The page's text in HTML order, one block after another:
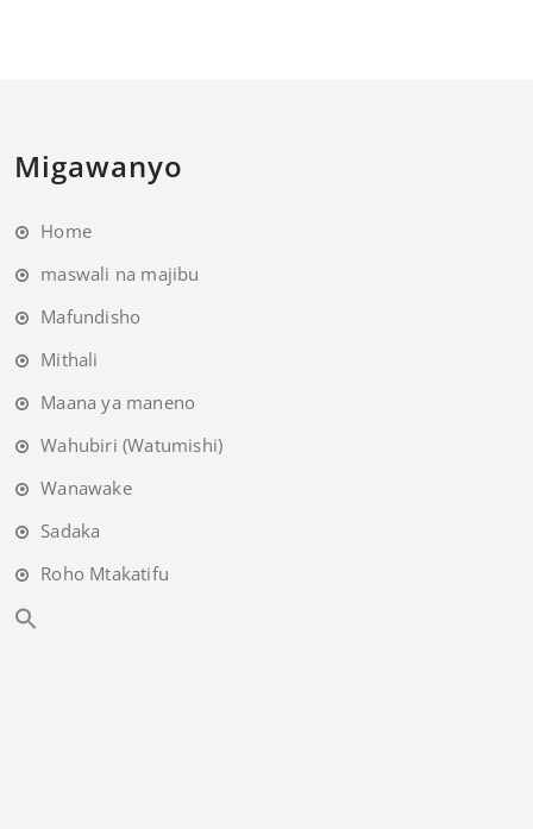
Migawanyo
Home
maswali na majibu
Mafundisho
Mithali
Maana ya maneno
Wahubiri (Watumishi)
Wanawake
Sadaka
Roho Mtakatifu